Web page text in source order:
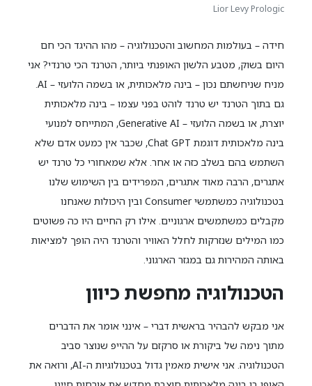
Lior Levy Prologic
חידה – בעולמות המחשוב והטכנולוגיה – מהו ההיגד הכי חם
היום בשוק, מטבע הלשון האופנתי ביותר, הטרנד הכי טרנדי? אני
מניח שניחשתם נכון – בינה מלאכותית, או בשמה הלועזי – AI.
גם בתוך הטרנד יש טרנד לוהט בפני עצמו – בינה מלאכותית
יוצרת, או בשמה הלועזי – Generative AI, המתייחס למנועי
בינה מלאכותית דוגמת Chat GPT, שכבר אין כמעט אדם שלא
השתמש בהם בשלב כזה או אחר. אלא שמאחורי כל טרנד יש
אתגרים, הרבה מאוד אתגרים, המפרידים בין השימוש שלנו
בטכנולוגיה כמשתמשי Consumer ובין היכולות שאנחנו
מקבלים כמשתמשים ארגוניים. אילו רק החיים היו כה פשוטים
כמו המילים שנזרקות לחלל האוויר והטרנד היה הופך למציאות
באותה המהירות גם במגזר הארגוני.
הטכנולוגיה מחפשת כיוון
אני מבקש להבהיר בראשית דברי – אינני אומר את הדברים
מתוך נימה של ביקורת או סרקזם על ההייפ שנוצר סביב
הטכנולוגיה. אני אישית מאמין גדול בטכנולוגיות ה-AI, ורואה את